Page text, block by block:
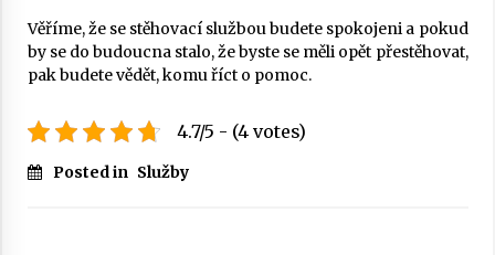
Věříme, že se stěhovací službou budete spokojeni a pokud
by se do budoucna stalo, že byste se měli opět přestěhovat,
pak budete vědět, komu říct o pomoc.
4.7/5 - (4 votes)
Posted in Služby